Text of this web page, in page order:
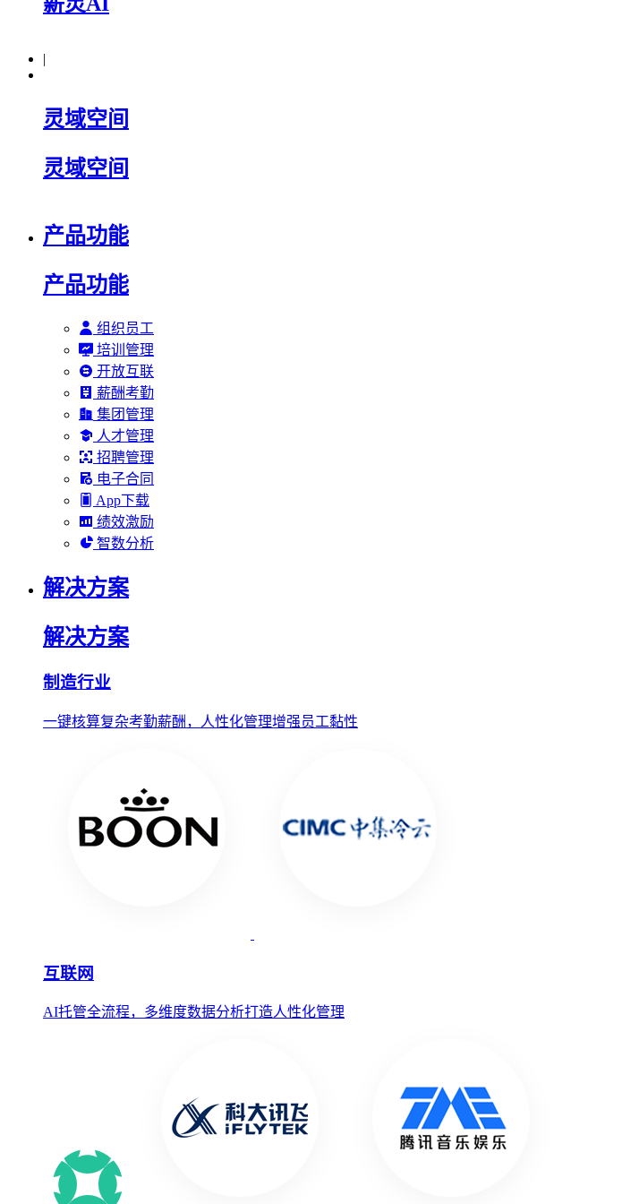
|
灵域空间
灵域空间
产品功能
产品功能
组织员工
培训管理
开放互联
薪酬考勤
集团管理
人才管理
招聘管理
电子合同
App下载
绩效激励
智数分析
解决方案
解决方案
制造行业
一键核算复杂考勤薪酬，人性化管理增强员工黏性
互联网
AI托管全流程，多维度数据分析打造人性化管理